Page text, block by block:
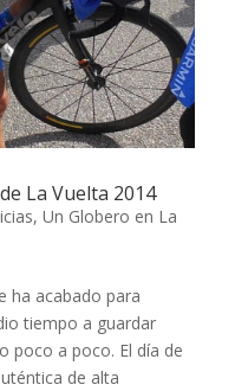
La Vuelta 2014
, Un Globero en La
ha acabado para
tiempo a guardar
poco a poco. El día de
de alta